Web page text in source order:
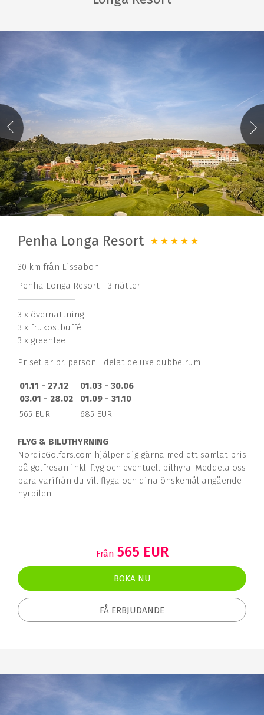
Penha Longa Resort
30 km från Lissabon
Penha Longa Resort - 3 nätter
3 x övernattning
3 x frukostbuffé
3 x greenfee
Priset är pr. person i delat deluxe dubbelrum
01.11 - 27.12
03.01 - 28.02
01.03 - 30.06
01.09 - 31.10
565 EUR
685 EUR
FLYG & BILUTHYRNING
NordicGolfers.com hjälper dig gärna med ett samlat pris
på golfresan inkl. flyg och eventuell bilhyra. Meddela oss
bara varifrån du vill flyga och dina önskemål angående
hyrbilen.
Från 565 EUR
BOKA NU
FÅ ERBJUDANDE